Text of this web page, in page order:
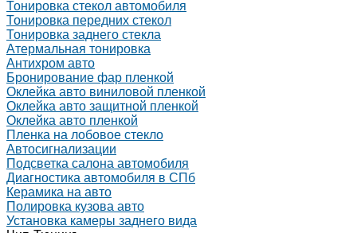
Тонировка стекол автомобиля
Тонировка передних стекол
Тонировка заднего стекла
Атермальная тонировка
Антихром авто
Бронирование фар пленкой
Оклейка авто виниловой пленкой
Оклейка авто защитной пленкой
Оклейка авто пленкой
Пленка на лобовое стекло
Автосигнализации
Подсветка салона автомобиля
Диагностика автомобиля в СПб
Керамика на авто
Полировка кузова авто
Установка камеры заднего вида